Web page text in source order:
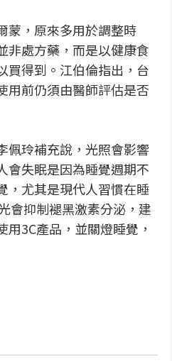
蒙，原來多用於調整時
非處方藥，而是以健康食
買得到。江伯倫指出，台
用前仍須由醫師評估是否
佩玲補充說，光照會影響
會失眠是因為睡覺週期不
，尤其是現代人習慣在睡
會抑制褪黑激素分泌，建
3C產品，並關燈睡覺，